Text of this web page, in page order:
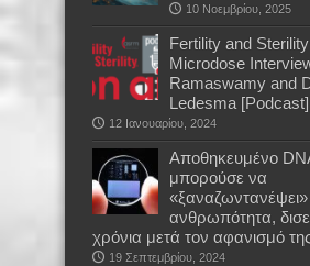
10 Νοεμβρίου, 2025
Fertility and
Microdose
Ramaswamy and
Ledesma [Podcast]
12 Ιανουαρίου, 2024
Αποθηκευμένο
μπορούσε να
«ξαναζωντανέψει»
ανθρωπότητα,
χρόνια μετά τον αφανισμό της
19 Σεπτεμβρίου, 2024